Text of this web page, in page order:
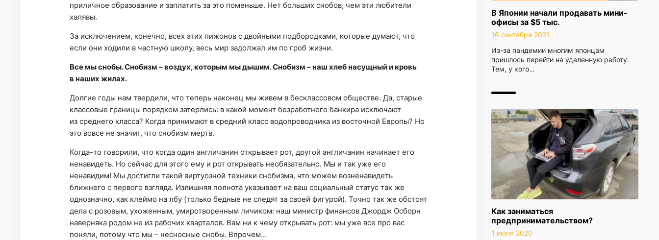
В Японии начали продавать мини-
офисы за $5 тыс.
16 сентября 2021
Из-за пандемии многим японцам
пришлось перейти на удаленную работу.
Тем, у кого…
Как заниматься
предпринимательством?
1 июня 2020
приличное образование и заплатить за это поменьше. Нет больших снобов, чем эти любители
халявы.
За исключением, конечно, всех этих пижонов с двойными подбородками, которые думают, что
если они ходили в частную школу, весь мир задолжал им по гроб жизни.
Все мы снобы. Снобизм – воздух, которым мы дышим. Снобизм – наш хлеб насущный и кровь
в наших жилах.
Долгие годы нам твердили, что теперь наконец мы живем в бесклассовом обществе. Да, старые
классовые границы порядком затерлись: в какой момент безработного банкира исключают
из среднего класса? Когда принимают в средний класс водопроводчика из восточной Европы? Но
это вовсе не значит, что снобизм мертв.
Когда-то говорили, что когда один англичанин открывает рот, другой англичанин начинает его
ненавидеть. Но сейчас для этого ему и рот открывать необязательно. Мы и так уже его
ненавидим! Мы достигли такой виртуозной техники снобизма, что можем возненавидеть
ближнего с первого взгляда. Излишняя полнота указывает на ваш социальный статус так же
однозначно, как клеймо на лбу (только бедные не следят за своей фигурой). Точно так же обстоят
дела с розовым, ухоженным, умиротворенным личиком: наш министр финансов Джордж Осборн
наверняка родом не из рабочих кварталов. Вам ни к чему открывать рот: мы уже все про вас
поняли, потому что мы – несносные снобы. Впрочем…